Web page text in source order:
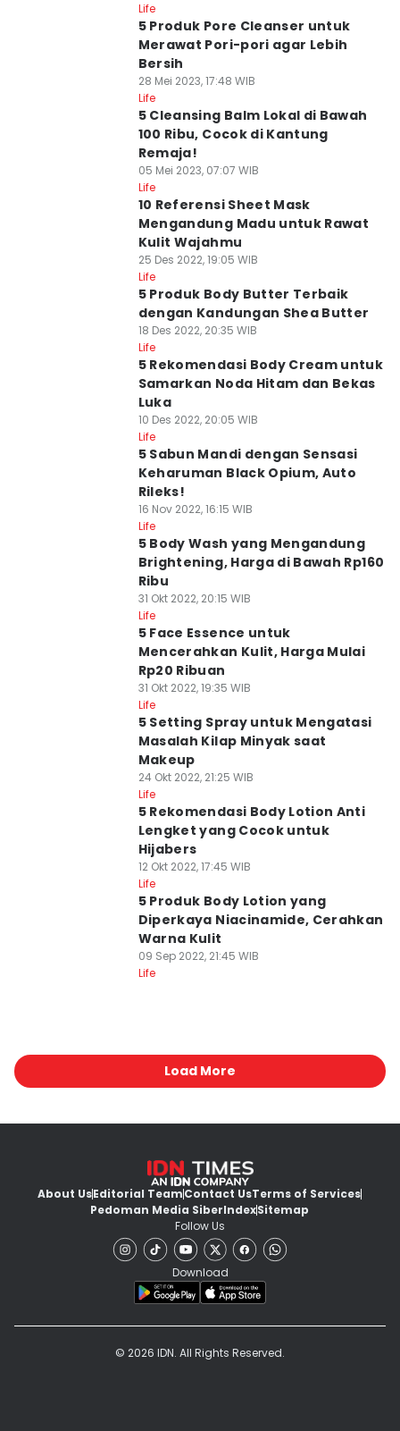
Life
5 Produk Pore Cleanser untuk
Merawat Pori-pori agar Lebih
Bersih
28 Mei 2023, 17:48 WIB
Life
5 Cleansing Balm Lokal di Bawah
100 Ribu, Cocok di Kantung
Remaja!
05 Mei 2023, 07:07 WIB
Life
10 Referensi Sheet Mask
Mengandung Madu untuk Rawat
Kulit Wajahmu
25 Des 2022, 19:05 WIB
Life
5 Produk Body Butter Terbaik
dengan Kandungan Shea Butter
18 Des 2022, 20:35 WIB
Life
5 Rekomendasi Body Cream untuk
Samarkan Noda Hitam dan Bekas
Luka
10 Des 2022, 20:05 WIB
Life
5 Sabun Mandi dengan Sensasi
Keharuman Black Opium, Auto
Rileks!
16 Nov 2022, 16:15 WIB
Life
5 Body Wash yang Mengandung
Brightening, Harga di Bawah Rp160
Ribu
31 Okt 2022, 20:15 WIB
Life
5 Face Essence untuk
Mencerahkan Kulit, Harga Mulai
Rp20 Ribuan
31 Okt 2022, 19:35 WIB
Life
5 Setting Spray untuk Mengatasi
Masalah Kilap Minyak saat
Makeup
24 Okt 2022, 21:25 WIB
Life
5 Rekomendasi Body Lotion Anti
Lengket yang Cocok untuk
Hijabers
12 Okt 2022, 17:45 WIB
Life
5 Produk Body Lotion yang
Diperkaya Niacinamide, Cerahkan
Warna Kulit
09 Sep 2022, 21:45 WIB
Life
Load More
About UsEditorial TeamContact UsTerms of Services
Pedoman Media SiberIndexSitemap
Follow Us
Download
© 2026 IDN. All Rights Reserved.